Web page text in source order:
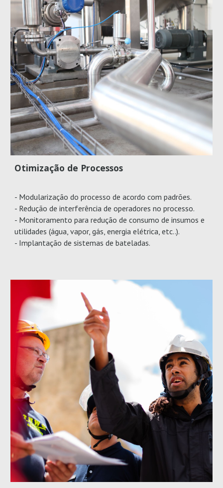
Otimização de Processos
- Modularização do processo de acordo com padrões.
- Redução de interferência de operadores no processo.
- Monitoramento para redução de consumo de insumos e
utilidades (água, vapor, gás, energia elétrica, etc..).
- Implantação de sistemas de bateladas.